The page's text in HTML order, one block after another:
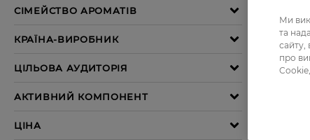
Ми
та
сайту,
про